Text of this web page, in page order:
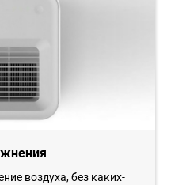
воздуха, без каких-